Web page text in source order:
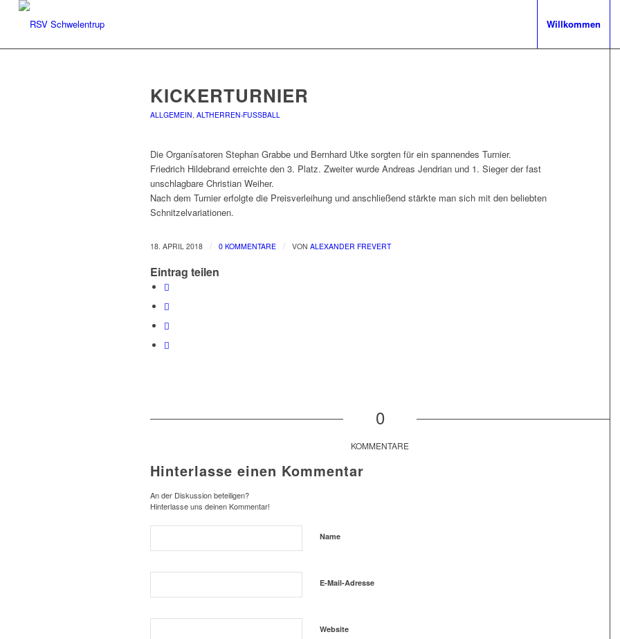
Willkommen
KICKERTURNIER
ALLGEMEIN, ALTHERREN-FUSSBALL
Die Organísatoren Stephan Grabbe und Bernhard Utke sorgten für ein spannendes Turnier.
Friedrich Hildebrand erreichte den 3. Platz. Zweiter wurde Andreas Jendrian und 1. Sieger der fast
unschlagbare Christian Weiher.
Nach dem Turnier erfolgte die Preisverleihung und anschließend stärkte man sich mit den beliebten
Schnitzelvariationen.
18. APRIL 2018 / 0 KOMMENTARE / VON ALEXANDER FREVERT
Eintrag teilen
0
KOMMENTARE
Hinterlasse einen Kommentar
An der Diskussion beteiligen?
Hinterlasse uns deinen Kommentar!
Name
E-Mail-Adresse
Website